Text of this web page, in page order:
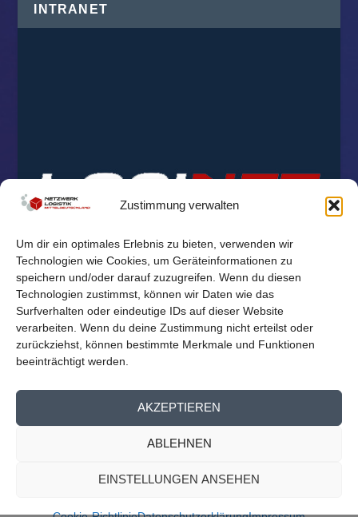
Zustimmung verwalten
Um dir ein optimales Erlebnis zu bieten, verwenden wir
Technologien wie Cookies, um Geräteinformationen zu
speichern und/oder darauf zuzugreifen. Wenn du diesen
Technologien zustimmst, können wir Daten wie das
Surfverhalten oder eindeutige IDs auf dieser Website
verarbeiten. Wenn du deine Zustimmung nicht erteilst oder
zurückziehst, können bestimmte Merkmale und Funktionen
beeinträchtigt werden.
AKZEPTIEREN
ABLEHNEN
EINSTELLUNGEN ANSEHEN
INTRANET
Reichelt Kommunikationsberatung
Mitglieder Übersicht Kontakt Impressum
Datenschutz
Cookie-Richtlinie (EU)